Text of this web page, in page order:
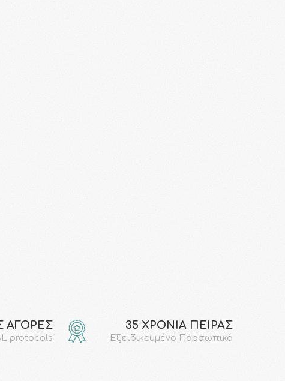
ΑΓΟΡΕΣ
protocols
35 ΧΡΟΝΙΑ ΠΕΙΡΑΣ
Εξειδικευμένο Προσωπικό